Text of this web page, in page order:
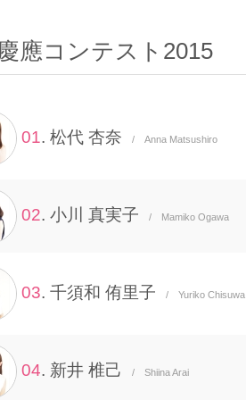
應コンテスト2015
01. 松代 杏奈 / Anna Matsushiro
02. 小川 真実子 / Mamiko Ogawa
03. 千須和 侑里子 / Yuriko Chisuwa
04. 新井 椎己 / Shiina Arai